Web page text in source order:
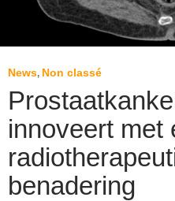
News, Non classé
innoveert met
benadering